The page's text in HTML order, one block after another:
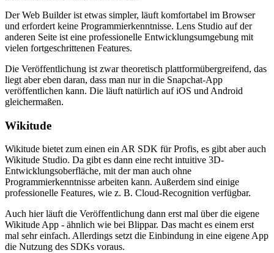
Der Web Builder ist etwas simpler, läuft komfortabel im Browser
und erfordert keine Programmierkenntnisse. Lens Studio auf der
anderen Seite ist eine professionelle Entwicklungsumgebung mit
vielen fortgeschrittenen Features.
Die Veröffentlichung ist zwar theoretisch plattformübergreifend, das
liegt aber eben daran, dass man nur in die Snapchat-App
veröffentlichen kann. Die läuft natürlich auf iOS und Android
gleichermaßen.
Wikitude
Wikitude bietet zum einen ein AR SDK für Profis, es gibt aber auch
Wikitude Studio. Da gibt es dann eine recht intuitive 3D-
Entwicklungsoberfläche, mit der man auch ohne
Programmierkenntnisse arbeiten kann. Außerdem sind einige
professionelle Features, wie z. B. Cloud-Recognition verfügbar.
Auch hier läuft die Veröffentlichung dann erst mal über die eigene
Wikitude App - ähnlich wie bei Blippar. Das macht es einem erst
mal sehr einfach. Allerdings setzt die Einbindung in eine eigene App
die Nutzung des SDKs voraus.